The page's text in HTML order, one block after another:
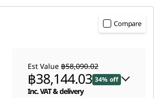
Compare
Est Value ฿58,090.02
฿38,144.03 34% off
Inc. VAT & delivery